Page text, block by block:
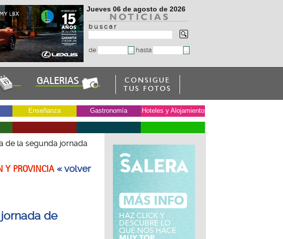
Jueves 06 de agosto de 2026
b u s c a r
de hasta
Enseñanza Gastronomía Hoteles y Alojamiento
de la segunda jornada
Y PROVINCIA« volver
de